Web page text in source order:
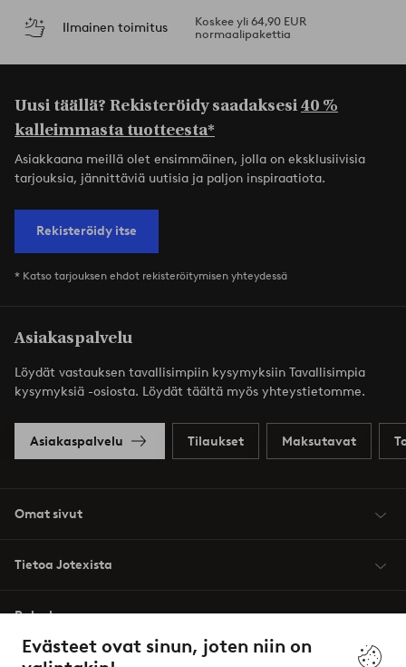
Evästeet ovat sinun, joten niin on
Ilmainen toimitus
Koskee yli 64,90 EUR
normaalipakettia
Uusi täällä? Rekisteröidy saadaksesi40 %
kalleimmasta tuotteesta*
Asiakkaana meillä olet ensimmäinen, jolla on eksklusiivisia
tarjouksia, jännittäviä uutisia ja paljon inspiraatiota.
Rekisteröidy itse
* Katso tarjouksen ehdot rekisteröitymisen yhteydessä
Asiakaspalvelu
Löydät vastauksen tavallisimpiin kysymyksiin Tavallisimpia
kysymyksiä -osiosta. Löydät täältä myös yhteystietomme.
Asiakaspalvelu Tilaukset Maksutavat
Omat sivut
Tietoa Jotexista
Palvelumme